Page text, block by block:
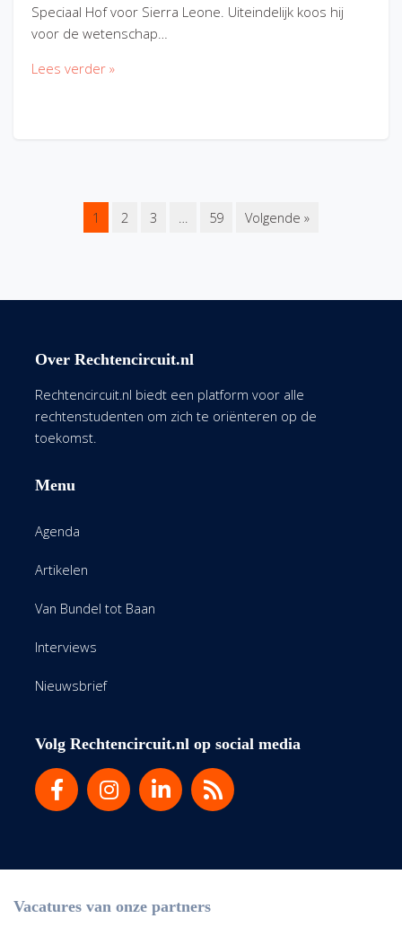
Speciaal Hof voor Sierra Leone. Uiteindelijk koos hij
voor de wetenschap…
Lees verder »
1 2 3 … 59 Volgende »
Over Rechtencircuit.nl
Rechtencircuit.nl biedt een platform voor alle
rechtenstudenten om zich te oriënteren op de
toekomst.
Menu
Agenda
Artikelen
Van Bundel tot Baan
Interviews
Nieuwsbrief
Volg Rechtencircuit.nl op social media
Vacatures van onze partners